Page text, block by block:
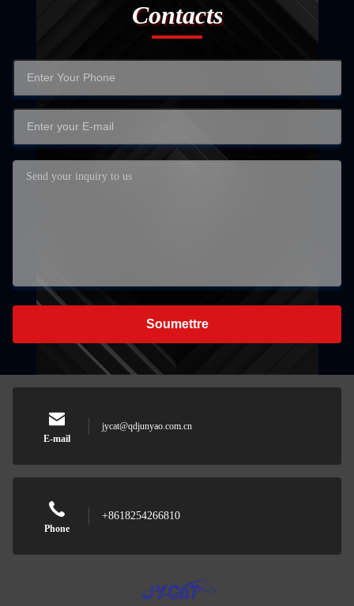
Contacts
Soumettre
E-mail
jycat@qdjunyao.com.cn
Phone
+8618254266810